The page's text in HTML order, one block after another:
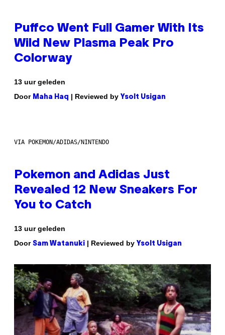
Puffco Went Full Gamer With Its
Wild New Plasma Peak Pro
Colorway
13 uur geleden
Door Maha Haq | Reviewed by Ysolt Usigan
VIA POKEMON/ADIDAS/NINTENDO
Pokemon and Adidas Just
Revealed 12 New Sneakers For
You to Catch
13 uur geleden
Door Sam Watanuki | Reviewed by Ysolt Usigan